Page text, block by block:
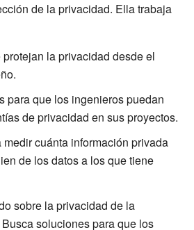
de la privacidad. Ella trabaja
la privacidad desde el
para que los ingenieros puedan
de privacidad en sus proyectos.
cuánta información privada
de los datos a los que tiene
sobre la privacidad de la
soluciones para que los